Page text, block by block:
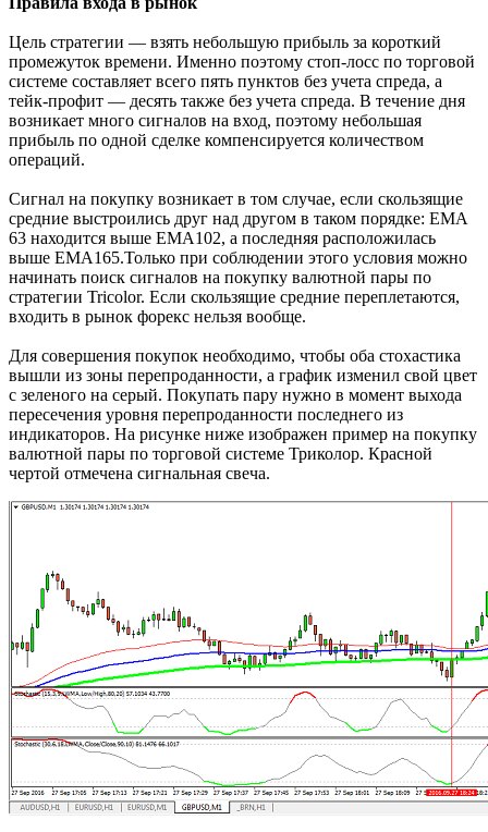
Цель стратегии — взять небольшую прибыль за короткий
промежуток времени. Именно поэтому стоп-лосс по торговой
системе составляет всего пять пунктов без учета спреда, а
тейк-профит — десять также без учета спреда. В течение дня
возникает много сигналов на вход, поэтому небольшая
прибыль по одной сделке компенсируется количеством
операций.
Сигнал на покупку возникает в том случае, если скользящие
средние выстроились друг над другом в таком порядке: ЕМА
63 находится выше ЕМА102, а последняя расположилась
выше ЕМА165.Только при соблюдении этого условия можно
начинать поиск сигналов на покупку валютной пары по
стратегии Tricolor. Если скользящие средние переплетаются,
входить в рынок форекс нельзя вообще.
Для совершения покупок необходимо, чтобы оба стохастика
вышли из зоны перепроданности, а график изменил свой цвет
с зеленого на серый. Покупать пару нужно в момент выхода
пересечения уровня перепроданности последнего из
индикаторов. На рисунке ниже изображен пример на покупку
валютной пары по торговой системе Триколор. Красной
чертой отмечена сигнальная свеча.